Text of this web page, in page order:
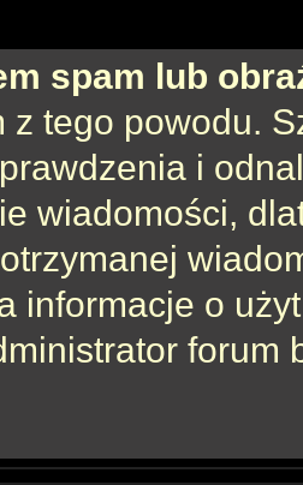
spam lub
z tego powodu.
i
wiadomości,
informacje o
forum